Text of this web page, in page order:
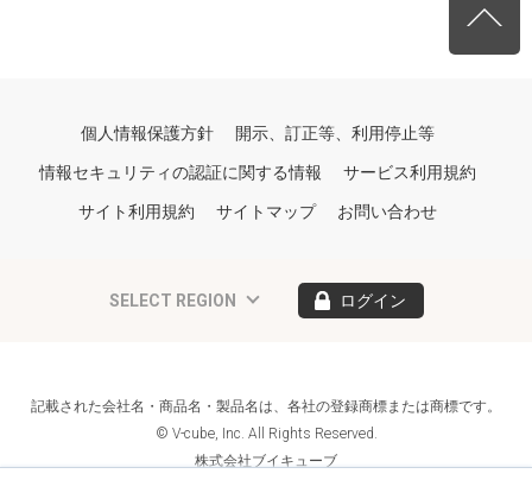
個人情報保護方針 開示、訂正等、利用停止等
情報セキュリティの認証に関する情報 サービス利用規約
サイト利用規約 サイトマップ お問い合わせ
SELECT REGION ログイン
記載された会社名・商品名・製品名は、各社の登録商標または商標です。
© V-cube, Inc. All Rights Reserved.
株式会社ブイキューブ